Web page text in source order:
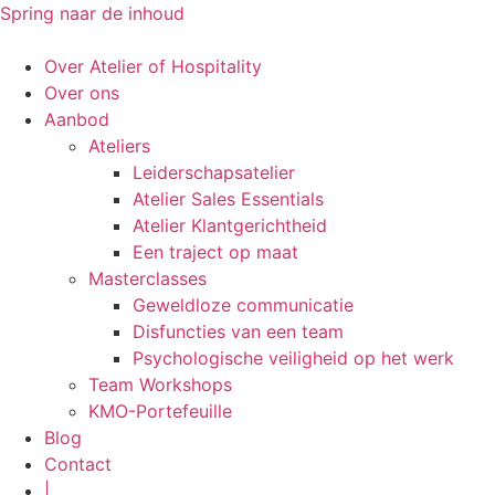
Spring naar de inhoud
Over Atelier of Hospitality
Over ons
Aanbod
Ateliers
Leiderschapsatelier
Atelier Sales Essentials
Atelier Klantgerichtheid
Een traject op maat
Masterclasses
Geweldloze communicatie
Disfuncties van een team
Psychologische veiligheid op het werk
Team Workshops
KMO-Portefeuille
Blog
Contact